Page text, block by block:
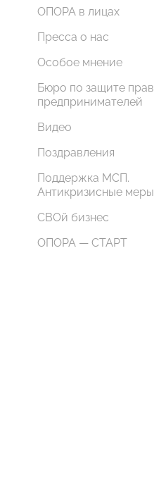
ОПОРА в лицах
Пресса о нас
Особое мнение
Бюро по защите прав
предпринимателей
Видео
Поздравления
Поддержка МСП.
Антикризисные меры
СВОй бизнес
ОПОРА — СТАРТ